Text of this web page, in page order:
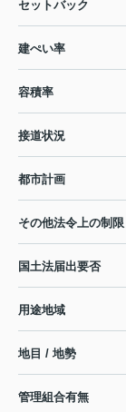
セットバック
建ぺい率
容積率
接道状況
都市計画
その他法令上の制限
国土法届出要否
用途地域
地目 / 地勢
管理組合有無